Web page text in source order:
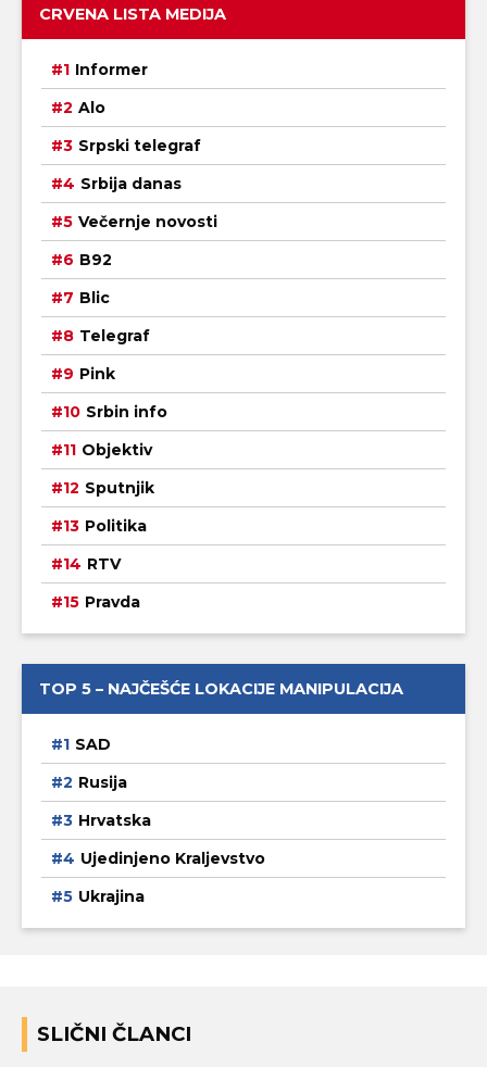
CRVENA LISTA MEDIJA
Informer
Alo
Srpski telegraf
Srbija danas
Večernje novosti
B92
Blic
Telegraf
Pink
Srbin info
Objektiv
Sputnjik
Politika
RTV
Pravda
TOP 5 – NAJČEŠĆE LOKACIJE MANIPULACIJA
SAD
Rusija
Hrvatska
Ujedinjeno Kraljevstvo
Ukrajina
SLIČNI ČLANCI